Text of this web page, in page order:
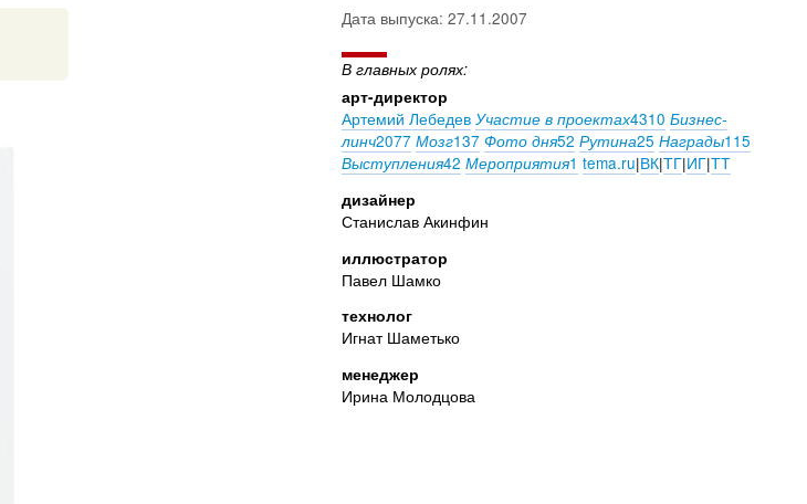
Дата выпуска: 27.11.2007
В главных ролях:
арт-директор
Артемий Лебедев Участие в проектах4310 Бизнес-
линч2077 Мозг137 Фото дня52 Рутина25 Награды115
Выступления42 Мероприятия1 tema.ru|ВК|ТГ|ИГ|ТТ
дизайнер
Станислав Акинфин
иллюстратор
Павел Шамко
технолог
Игнат Шаметько
менеджер
Ирина Молодцова